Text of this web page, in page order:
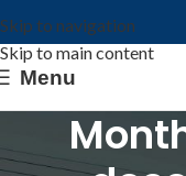
Skip to navigation
Skip to main content
Menu